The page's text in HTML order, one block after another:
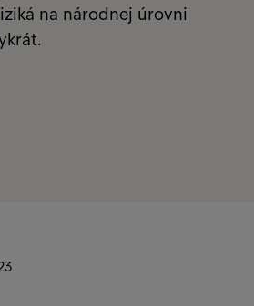
na národnej úrovni